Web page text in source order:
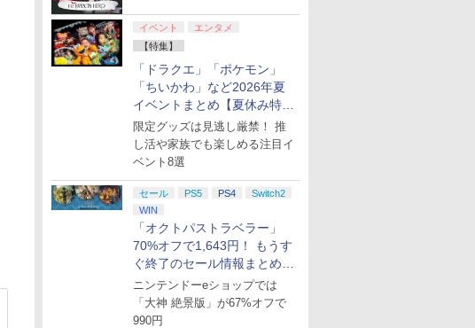
イベント
エンタメ
【特集】
「ドラクエ」「ポケモン」
「ちいかわ」など2026年夏
イベントまとめ【夏休み特
集】
限定グッズは見逃し厳禁！ 推
し活や家族でも楽しめる注目イ
ベント8選
セール PS5 PS4
Switch2
WIN
「オクトパストラベラー」
70%オフで1,643円！ もうす
ぐ終了のセール情報まとめ
【8月8日更新】
ニンテンドーeショップでは
「大神 絶景版」が67%オフで
990円